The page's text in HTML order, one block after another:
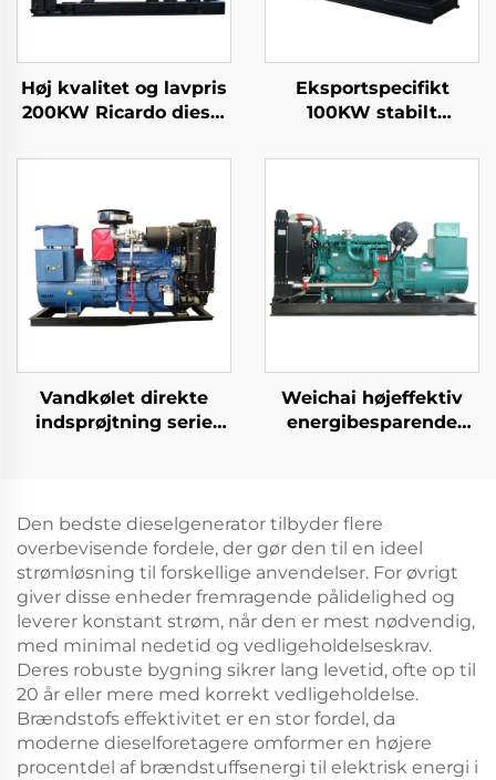
Høj kvalitet og lavpris
200KW Ricardo diesel
Eksportspecifikt
100KW stabilt
strømproduktion
Vandkølet direkte
indsprøjtning serie
Weichai højeffektiv
energibesparende
Den bedste dieselgenerator tilbyder flere
overbevisende fordele, der gør den til en ideel
strømløsning til forskellige anvendelser. For øvrigt
giver disse enheder fremragende pålidelighed og
leverer konstant strøm, når den er mest nødvendig,
med minimal nedetid og vedligeholdelseskrav.
Deres robuste bygning sikrer lang levetid, ofte op til
20 år eller mere med korrekt vedligeholdelse.
Brændstofs effektivitet er en stor fordel, da
moderne dieselforetagere omformer en højere
procentdel af brændstuffsenergi til elektrisk energi i